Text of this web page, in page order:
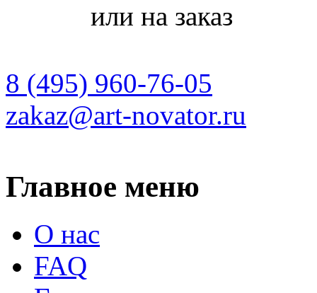
или на заказ
8 (495) 960-76-05
zakaz@art-novator.ru
Главное меню
О нас
FAQ